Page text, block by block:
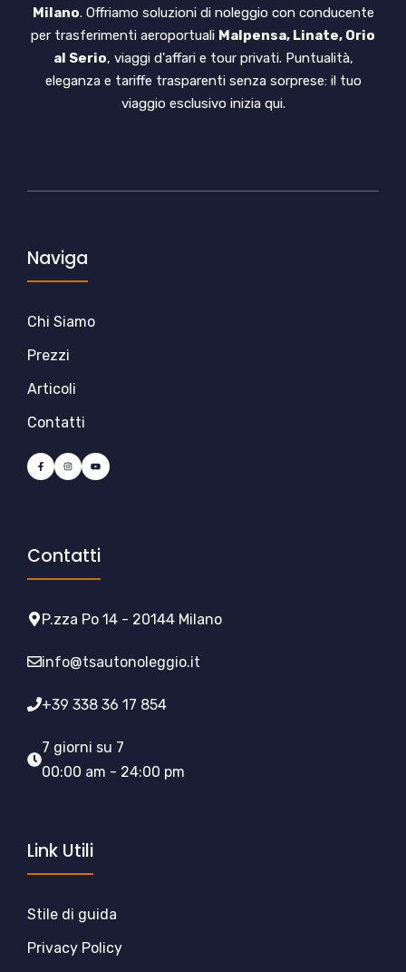
Milano. Offriamo soluzioni di noleggio con conducente
per trasferimenti aeroportuali Malpensa, Linate, Orio
al Serio, viaggi d'affari e tour privati. Puntualità,
eleganza e tariffe trasparenti senza sorprese: il tuo
viaggio esclusivo inizia qui.
Naviga
Chi Siamo
Prezzi
Articoli
Contatti
Contatti
P.zza Po 14 - 20144 Milano
info@tsautonoleggio.it
+39 338 36 17 854
7 giorni su 7
00:00 am - 24:00 pm
Link Utili
Stile di guida
Privacy Policy